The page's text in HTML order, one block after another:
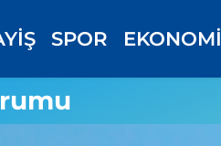
SPOR EKONOMİ